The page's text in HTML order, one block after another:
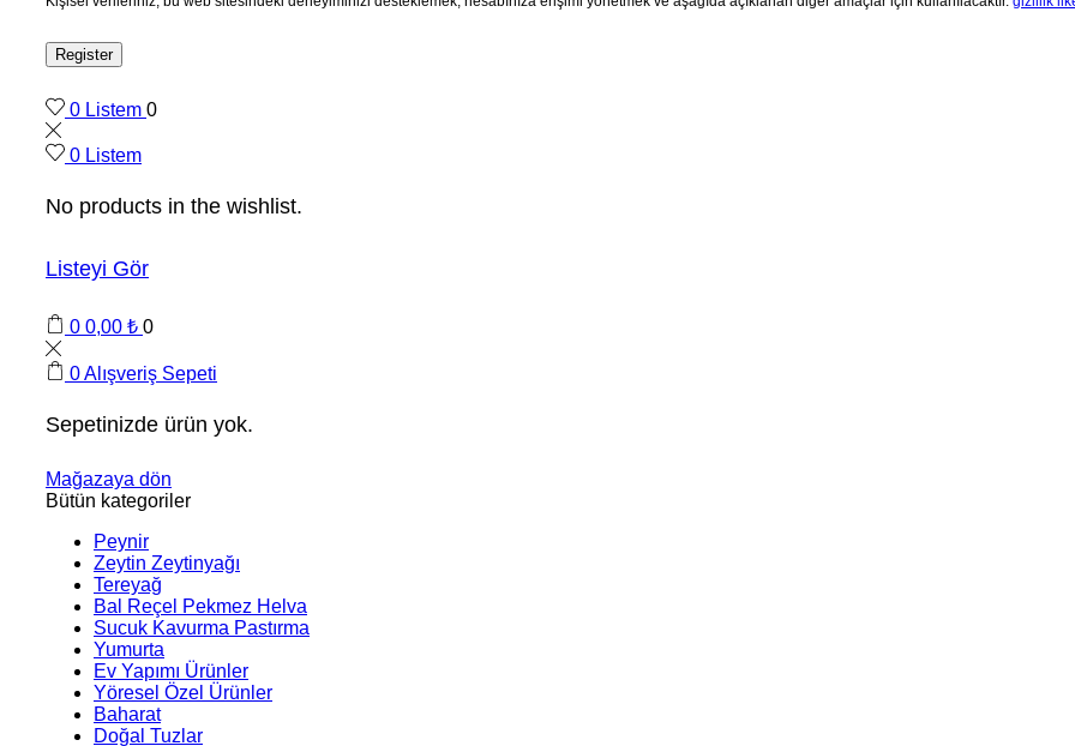
Register
0 Listem 0
0 Listem
No products in the wishlist.
Listeyi Gör
0 0,00 ₺ 0
0Alışveriş Sepeti
Sepetinizde ürün yok.
Mağazaya dön
Bütün kategoriler
Peynir
Zeytin Zeytinyağı
Tereyağ
Bal Reçel Pekmez Helva
Sucuk Kavurma Pastırma
Yumurta
Ev Yapımı Ürünler
Yöresel Özel Ürünler
Baharat
Doğal Tuzlar